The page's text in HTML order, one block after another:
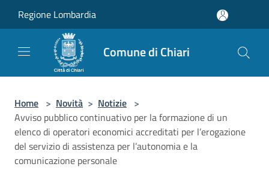
Regione Lombardia
Comune di Chiari
Home > Novità > Notizie >
Avviso pubblico continuativo per la formazione di un
elenco di operatori economici accreditati per l’erogazione
del servizio di assistenza per l’autonomia e la
comunicazione personale